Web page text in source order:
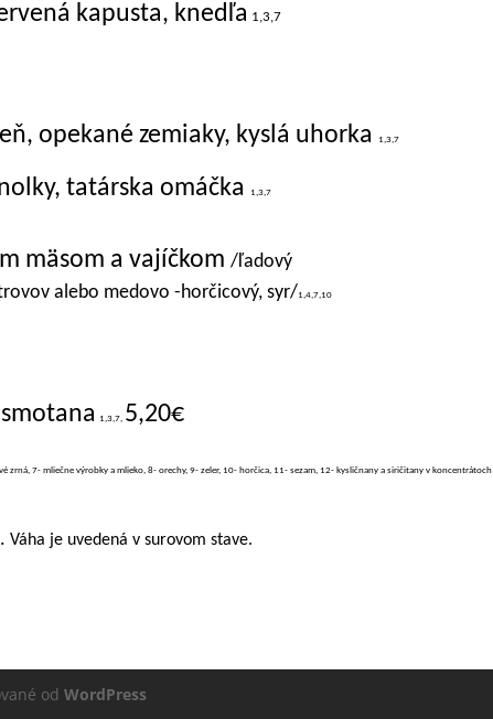
kapusta, knedľa 1,3,7
opekané zemiaky, kyslá uhorka 1,3,7
tatárska omáčka 1,3,7
mäsom a vajíčkom /ľadový
alebo medovo -horčicový, syr/1,4,7,10
1,3,7, 5,20€
zrná, 7- mliečne výrobky a mlieko, 8- orechy, 9- zeler, 10- horčica, 11- sezam, 12- kysličnany a siričitany v koncentrátoch
Váha je uvedená v surovom stave.
od WordPress